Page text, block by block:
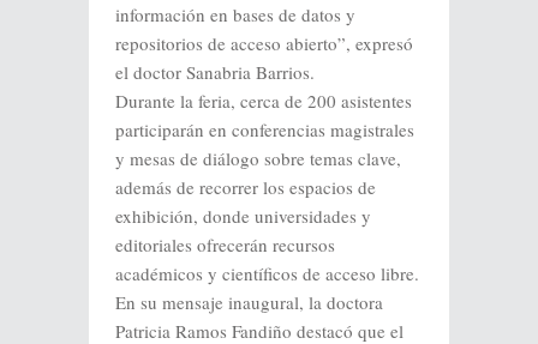
información en bases de datos y
repositorios de acceso abierto”, expresó
el doctor Sanabria Barrios.
Durante la feria, cerca de 200 asistentes
participarán en conferencias magistrales
y mesas de diálogo sobre temas clave,
además de recorrer los espacios de
exhibición, donde universidades y
editoriales ofrecerán recursos
académicos y científicos de acceso libre.
En su mensaje inaugural, la doctora
Patricia Ramos Fandiño destacó que el